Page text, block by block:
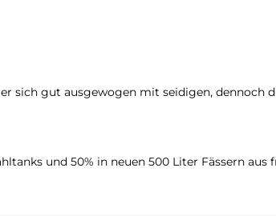
sich gut ausgewogen mit seidigen, dennoch
und 50% in neuen 500 Liter Fässern aus